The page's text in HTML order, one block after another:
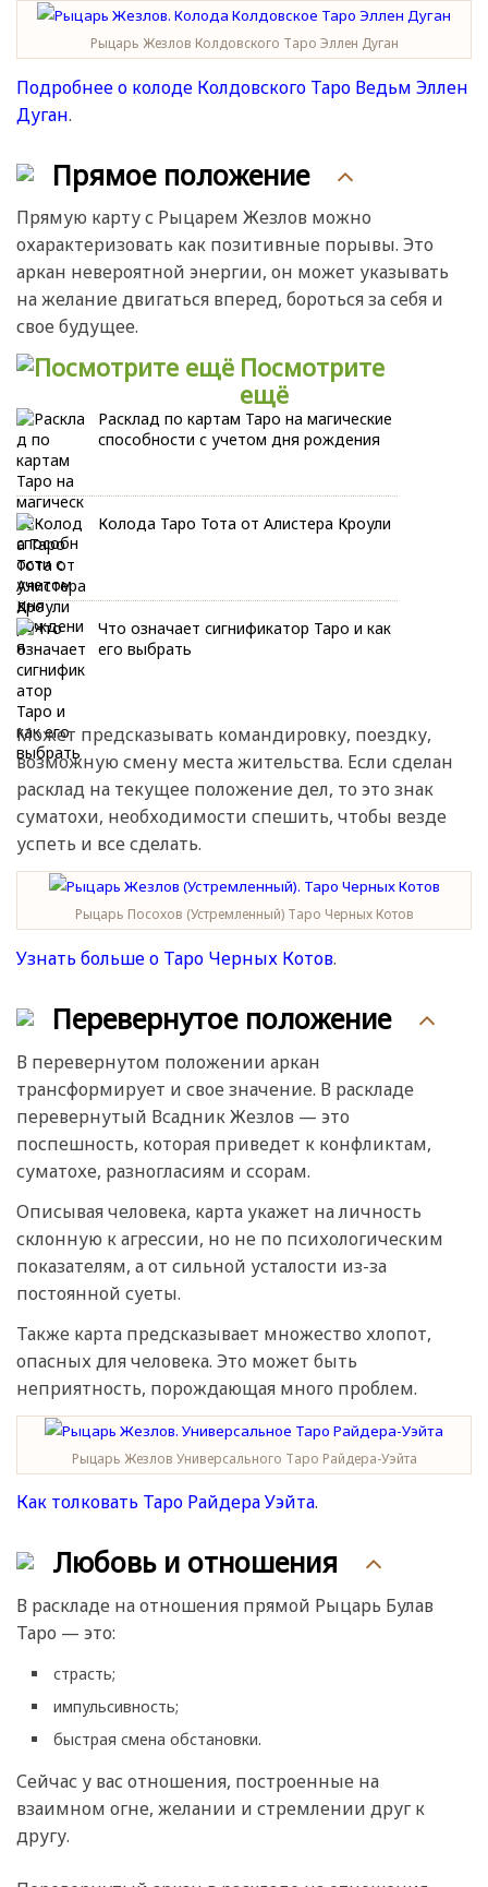
Рыцарь Жезлов Колдовского Таро Эллен Дуган
Подробнее о колоде Колдовского Таро Ведьм Эллен
Дуган.
Прямое положение
Прямую карту с Рыцарем Жезлов можно
охарактеризовать как позитивные порывы. Это
аркан невероятной энергии, он может указывать
на желание двигаться вперед, бороться за себя и
свое будущее.
Посмотрите
ещё
Расклад по картам Таро на магические
способности с учетом дня рождения
Колода Таро Тота от Алистера Кроули
Что означает сигнификатор Таро и как
его выбрать
Может предсказывать командировку, поездку,
возможную смену места жительства. Если сделан
расклад на текущее положение дел, то это знак
суматохи, необходимости спешить, чтобы везде
успеть и все сделать.
Рыцарь Посохов (Устремленный) Таро Черных Котов
Узнать больше о Таро Черных Котов.
Перевернутое положение
В перевернутом положении аркан
трансформирует и свое значение. В раскладе
перевернутый Всадник Жезлов — это
поспешность, которая приведет к конфликтам,
суматохе, разногласиям и ссорам.
Описывая человека, карта укажет на личность
склонную к агрессии, но не по психологическим
показателям, а от сильной усталости из-за
постоянной суеты.
Также карта предсказывает множество хлопот,
опасных для человека. Это может быть
неприятность, порождающая много проблем.
Рыцарь Жезлов Универсального Таро Райдера-Уэйта
Как толковать Таро Райдера Уэйта.
Любовь и отношения
В раскладе на отношения прямой Рыцарь Булав
Таро — это:
страсть;
импульсивность;
быстрая смена обстановки.
Сейчас у вас отношения, построенные на
взаимном огне, желании и стремлении друг к
другу.